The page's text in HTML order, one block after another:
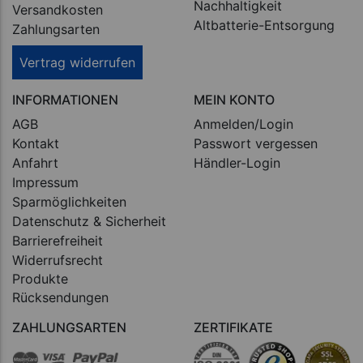
Versandkosten
Zahlungsarten
Vertrag widerrufen
Nachhaltigkeit
Altbatterie-Entsorgung
INFORMATIONEN
AGB
Kontakt
Anfahrt
Impressum
Sparmöglichkeiten
Datenschutz & Sicherheit
Barrierefreiheit
Widerrufsrecht
Produkte
Rücksendungen
MEIN KONTO
Anmelden/Login
Passwort vergessen
Händler-Login
ZAHLUNGSARTEN ZERTIFIKATE